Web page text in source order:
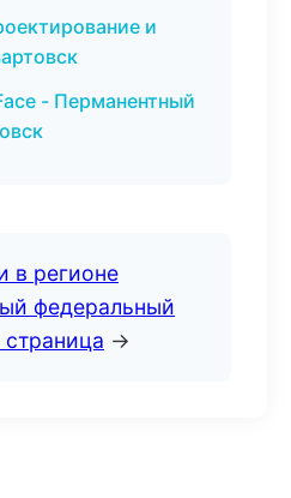
и
- Перманентный
в регионе
федеральный
страница →